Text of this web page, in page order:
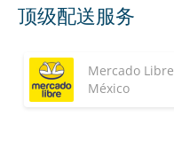
顶级配送服务
Mercado Libre
México